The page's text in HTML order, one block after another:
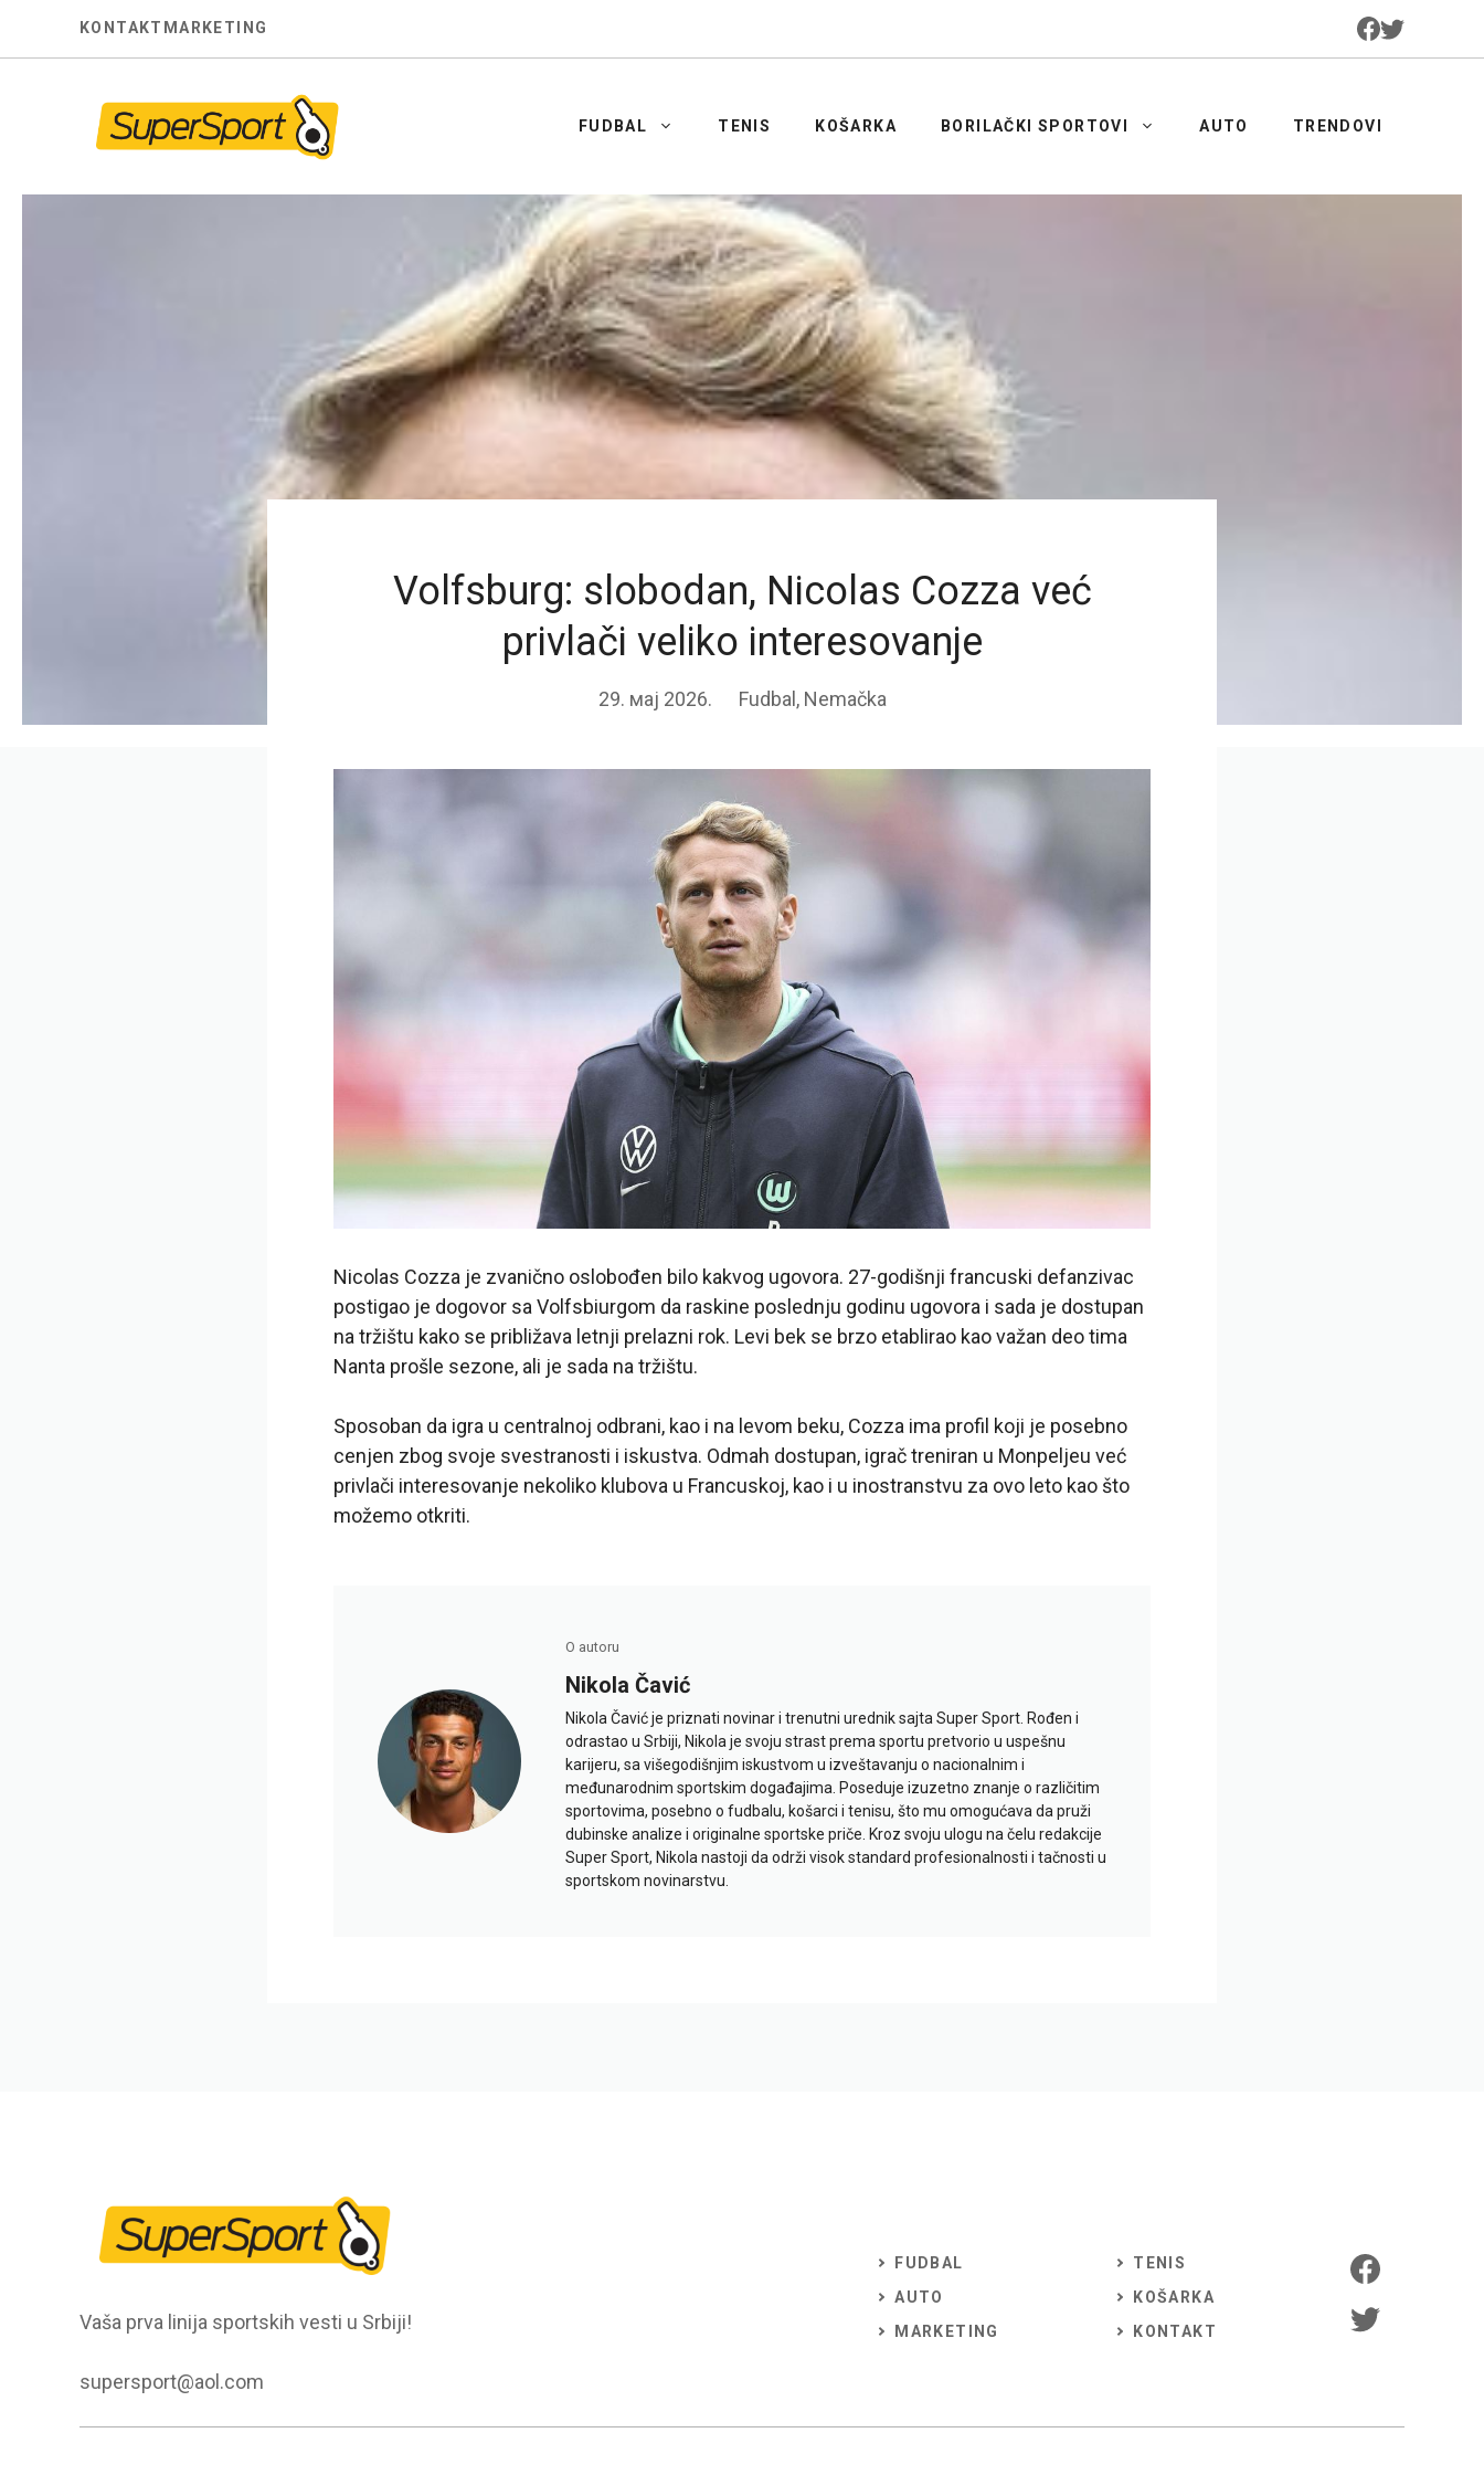
KONTAKT MARKETING
FUDBAL TENIS KOŠARKA BORILAČKI SPORTOVI AUTO TRENDOVI
Volfsburg: slobodan, Nicolas Cozza već
privlači veliko interesovanje
29. мај 2026. Fudbal , Nemačka
Nicolas Cozza je zvanično oslobođen bilo kakvog ugovora. 27-godišnji francuski defanzivac
postigao je dogovor sa Volfsbiurgom da raskine poslednju godinu ugovora i sada je dostupan
na tržištu kako se približava letnji prelazni rok. Levi bek se brzo etablirao kao važan deo tima
Nanta prošle sezone, ali je sada na tržištu.
Sposoban da igra u centralnoj odbrani, kao i na levom beku, Cozza ima profil koji je posebno
cenjen zbog svoje svestranosti i iskustva. Odmah dostupan, igrač treniran u Monpeljeu već
privlači interesovanje nekoliko klubova u Francuskoj, kao i u inostranstvu za ovo leto kao što
možemo otkriti.
O autoru
Nikola Čavić
Nikola Čavić je priznati novinar i trenutni urednik sajta Super Sport. Rođen i
odrastao u Srbiji, Nikola je svoju strast prema sportu pretvorio u uspešnu
karijeru, sa višegodišnjim iskustvom u izveštavanju o nacionalnim i
međunarodnim sportskim događajima. Poseduje izuzetno znanje o različitim
sportovima, posebno o fudbalu, košarci i tenisu, što mu omogućava da pruži
dubinske analize i originalne sportske priče. Kroz svoju ulogu na čelu redakcije
Super Sport, Nikola nastoji da održi visok standard profesionalnosti i tačnosti u
sportskom novinarstvu.
Vaša prva linija sportskih vesti u Srbiji!
supersport@aol.com
FUDBAL
AUTO
MARKETING
TENIS
KOŠARKA
KONTAKT